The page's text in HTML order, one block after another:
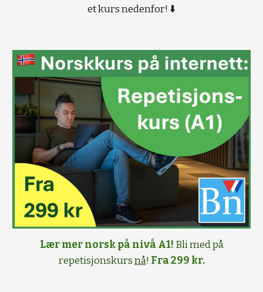
et kurs nedenfor! ⬇️
Lær mer norsk på nivå A1! Bli med på
repetisjonskursnå! Fra 299 kr.